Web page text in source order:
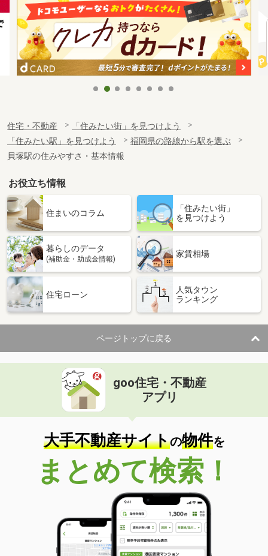
住宅・不動産
「住みたい街」を見つけよう
「住みたい駅」を見つけよう
福岡県の路線から駅を選ぶ
貝塚駅の住みやすさ・基本情報
お役立ち情報
住まいのコラム
「住みたい街」
を見つけよう
暮らしのデータ
(補助金・助成金情報)
家賃相場
住宅ローン
人気タウン
ランキング
ページトップに戻る
goo住宅・不動産
アプリ
大手不動産サイトの物件を
まとめて検索！